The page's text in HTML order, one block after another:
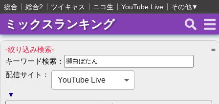
総合 総合2 ツイキャス ニコ生 YouTube Live その他▼
ミックスランキング
-絞り込み検索-
＝
キーワード検索：
配信サイト：
YouTube Live
▼